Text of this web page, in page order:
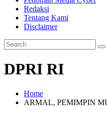
Redaksi
Tentang Kami
Disclaimer
DPRI RI
Home
ARMAL, PEMIMPIN